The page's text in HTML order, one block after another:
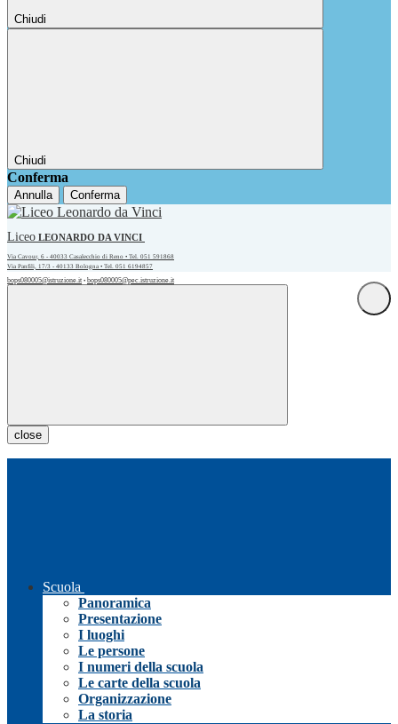
Chiudi
Chiudi
Conferma
Annulla Conferma
Liceo LEONARDO DA VINCI
Via Cavour, 6 - 40033 Casalecchio di Reno • Tel. 051 591868
Via Panfili, 17/3 - 40133 Bologna • Tel. 051 6194857
bops080005@istruzione.it • bops080005@pec.istruzione.it
close
Scuola
Panoramica
Presentazione
I luoghi
Le persone
I numeri della scuola
Le carte della scuola
Organizzazione
La storia